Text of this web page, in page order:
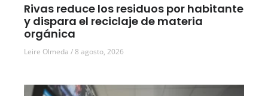
Rivas reduce los residuos por habitante
y dispara el reciclaje de materia
orgánica
Leire Olmeda 8 agosto, 2026